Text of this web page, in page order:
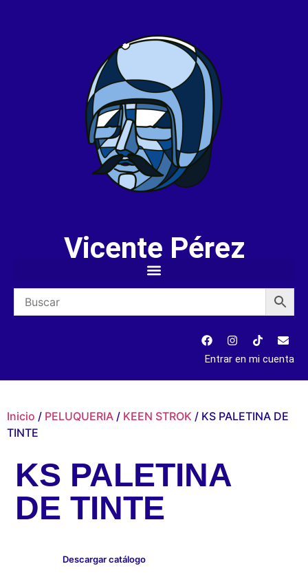
Vicente Pérez
Entrar en mi cuenta
Inicio / PELUQUERIA / KEEN STROK / KS PALETINA DE
TINTE
KS PALETINA
DE TINTE
Descargar catálogo